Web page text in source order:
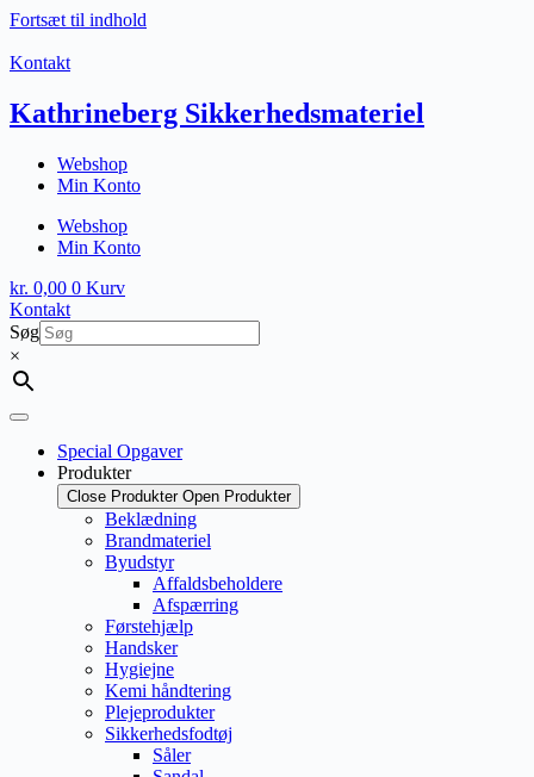
Fortsæt til indhold
Kontakt
Kathrineberg Sikkerhedsmateriel
Webshop
Min Konto
Webshop
Min Konto
kr. 0,00 0 Kurv
Kontakt
Søg
×
Special Opgaver
Produkter
Close Produkter Open Produkter
Beklædning
Brandmateriel
Byudstyr
Affaldsbeholdere
Afspærring
Førstehjælp
Handsker
Hygiejne
Kemi håndtering
Plejeprodukter
Sikkerhedsfodtøj
Såler